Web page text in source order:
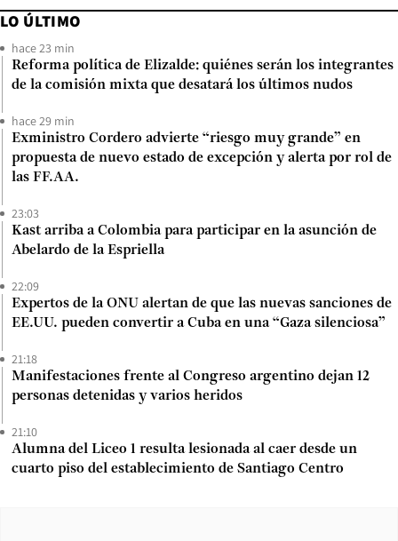
LO ÚLTIMO
hace 23 min
Reforma política de Elizalde: quiénes serán los integrantes
de la comisión mixta que desatará los últimos nudos
hace 29 min
Exministro Cordero advierte “riesgo muy grande” en
propuesta de nuevo estado de excepción y alerta por rol de
las FF.AA.
23:03
Kast arriba a Colombia para participar en la asunción de
Abelardo de la Espriella
22:09
Expertos de la ONU alertan de que las nuevas sanciones de
EE.UU. pueden convertir a Cuba en una “Gaza silenciosa”
21:18
Manifestaciones frente al Congreso argentino dejan 12
personas detenidas y varios heridos
21:10
Alumna del Liceo 1 resulta lesionada al caer desde un
cuarto piso del establecimiento de Santiago Centro